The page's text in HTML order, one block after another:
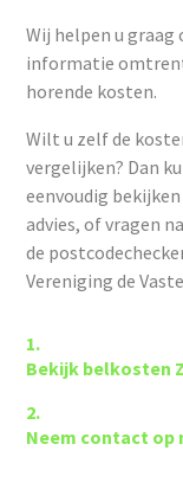
Wij helpen u
informatie
horende kosten.
Wilt u zelf de
vergelijken? Dan
eenvoudig
advies, of vragen
de
Vereniging de
Bekijk belkosten
Neem contact op